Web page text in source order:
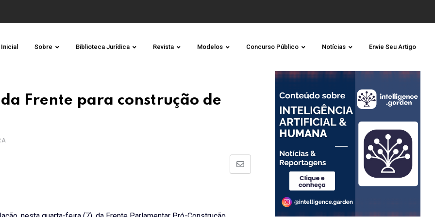
Sobre Biblioteca Jurídica Revista Modelos Concurso Público Notícias Envie Seu Artigo
Frente para construção de
Share